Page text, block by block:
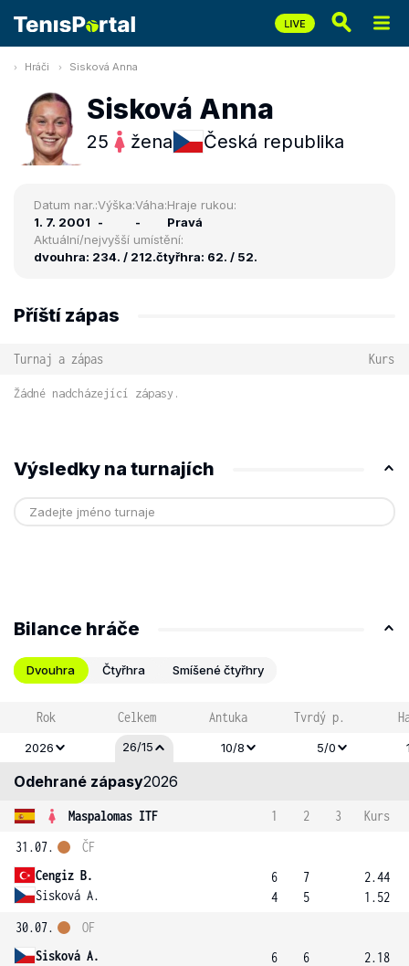
Hráči Sisková Anna
Sisková Anna
25 žena Česká republika
Datum nar.:
1. 7. 2001
Výška:
-
Váha:
-
Hraje rukou:
Pravá
Aktuální/nejvyšší umístění:
dvouhra: 234. / 212.čtyřhra: 62. / 52.
Příští zápas
Turnaj a zápas Kurs
Žádné nadcházející zápasy.
Výsledky na turnajích
Bilance hráče
Dvouhra Čtyřhra Smíšené čtyřhry
Rok Celkem Antuka Tvrdý p.
2026 26/15 10/8 5/0
Odehrané zápasy2026
Maspalomas ITF 1 2 3
Kurs
31.07.
Cengiz B.
Sisková A.
ČF
6
4
7
5
2.44
1.52
30.07.
Sisková A.
OF
6
6
2.18